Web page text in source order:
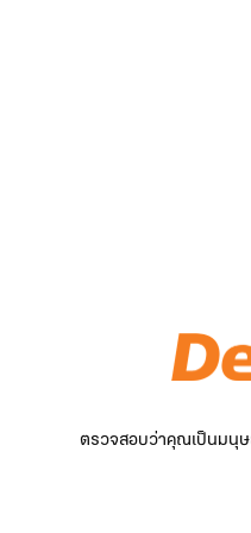
ตรวจสอบว่าคุณเป็นมนุษ